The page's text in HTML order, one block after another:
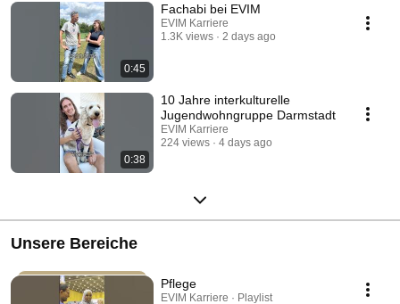
0:45
Fachabi bei EVIM
EVIM Karriere
1.3K views
2 days ago
0:38
10 Jahre interkulturelle
Jugendwohngruppe Darmstadt
EVIM Karriere
224 views
4 days ago
Unsere Bereiche
Pflege
EVIM Karriere · Playlist